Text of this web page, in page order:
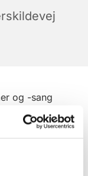
og -sang